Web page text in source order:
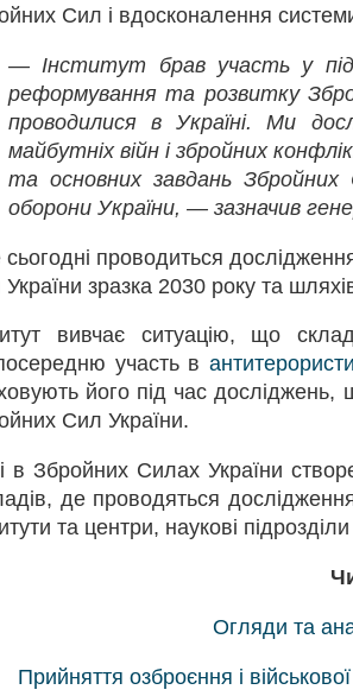
Сил і вдосконалення
— Інститут брав участь у
реформування та розвитку
проводилися в Україні. Ми
майбутніх війн і збройних
та основних завдань
оборони України, — зазначив
проводиться
зразка 2030 року та
вивчає ситуацію, що
участь в
його під час досліджень,
Сил України.
в Збройних Силах України
де проводяться
та центри, наукові
Огляди та
Прийняття озброєння і